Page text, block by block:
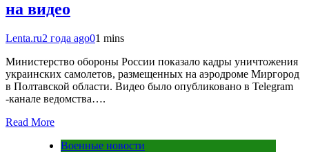
на видео
Lenta.ru2 года ago01 mins
Министерство обороны России показало кадры уничтожения
украинских самолетов, размещенных на аэродроме Миргород
в Полтавской области. Видео было опубликовано в Telegram
-канале ведомства….
Read More
Военные новости